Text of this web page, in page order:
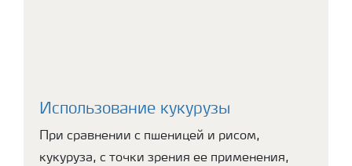
Использование кукурузы
При сравнении с пшеницей и рисом,
кукуруза, с точки зрения ее применения,